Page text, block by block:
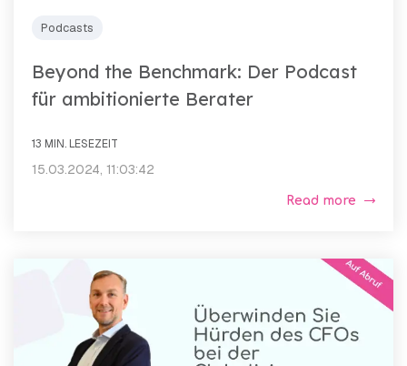
Podcasts
Beyond the Benchmark: Der Podcast
für ambitionierte Berater
13 MIN. LESEZEIT
15.03.2024, 11:03:42
Read more